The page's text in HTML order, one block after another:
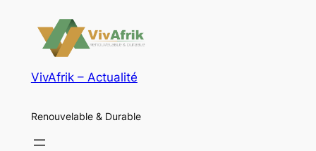
VivAfrik – Actualité
Renouvelable & Durable